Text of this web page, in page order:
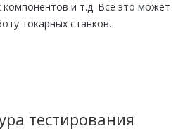
компонентов и т.д. Всё это может
токарных станков.
тестирования